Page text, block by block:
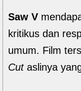
Saw V
kritikus dan
umum. Film
Cutaslinya